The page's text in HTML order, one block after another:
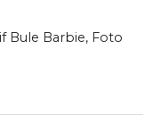
Bule Barbie, Foto